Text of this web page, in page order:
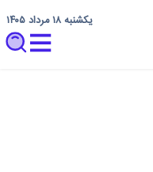
یکشنبه ۱۸ مرداد ۱۴۰۵